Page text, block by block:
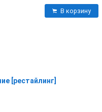
В корзину
[рестайлинг]